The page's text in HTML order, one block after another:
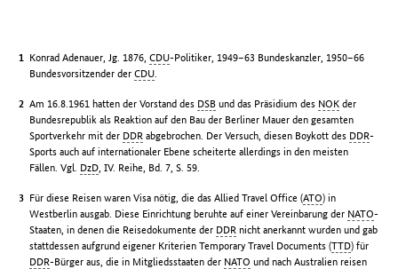
Konrad Adenauer, Jg. 1876,CDU-Politiker, 1949–63 Bundeskanzler, 1950–66
Bundesvorsitzender derCDU
Am 16.8.1961 hatten der Vorstand des DSB und das Präsidium des NOK der
Bundesrepublik als Reaktion auf den Bau der Berliner Mauer den gesamten
Sportverkehr mit der DDR abgebrochen. Der Versuch, diesen Boykott des DDR-
Sports auch auf internationaler Ebene scheiterte allerdings in den meisten
Fällen. Vgl. DzD , IV. Reihe, Bd. 7, S. 59.
Für diese Reisen waren Visa nötig, die das Allied Travel Office (ATO) in
Westberlin ausgab. Diese Einrichtung beruhte auf einer Vereinbarung der NATO-
Staaten, in denen die Reisedokumente der DDR nicht anerkannt wurden und gab
stattdessen aufgrund eigener Kriterien Temporary Travel Documents (TTD) für
DDR-Bürger aus, die in Mitgliedsstaaten der NATO und nach Australien reisen